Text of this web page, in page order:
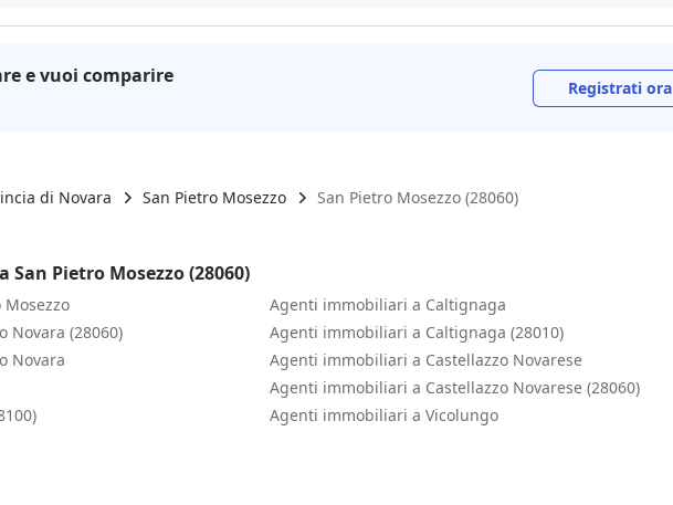
e vuoi comparire
Registrati ora
di Novara San Pietro Mosezzo San Pietro Mosezzo (28060)
Pietro Mosezzo (28060)
Novara (28060)
Novara
Agenti immobiliari a Caltignaga
Agenti immobiliari a Caltignaga (28010)
Agenti immobiliari a Castellazzo Novarese
Agenti immobiliari a Castellazzo Novarese (28060)
Agenti immobiliari a Vicolungo